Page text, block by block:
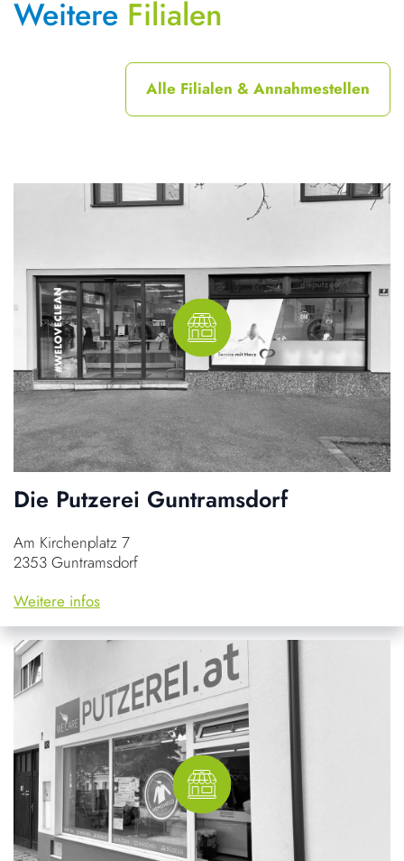
Weitere Filialen
Alle Filialen & Annahmestellen
Die Putzerei Guntramsdorf
Am Kirchenplatz 7
2353 Guntramsdorf
Weitere infos